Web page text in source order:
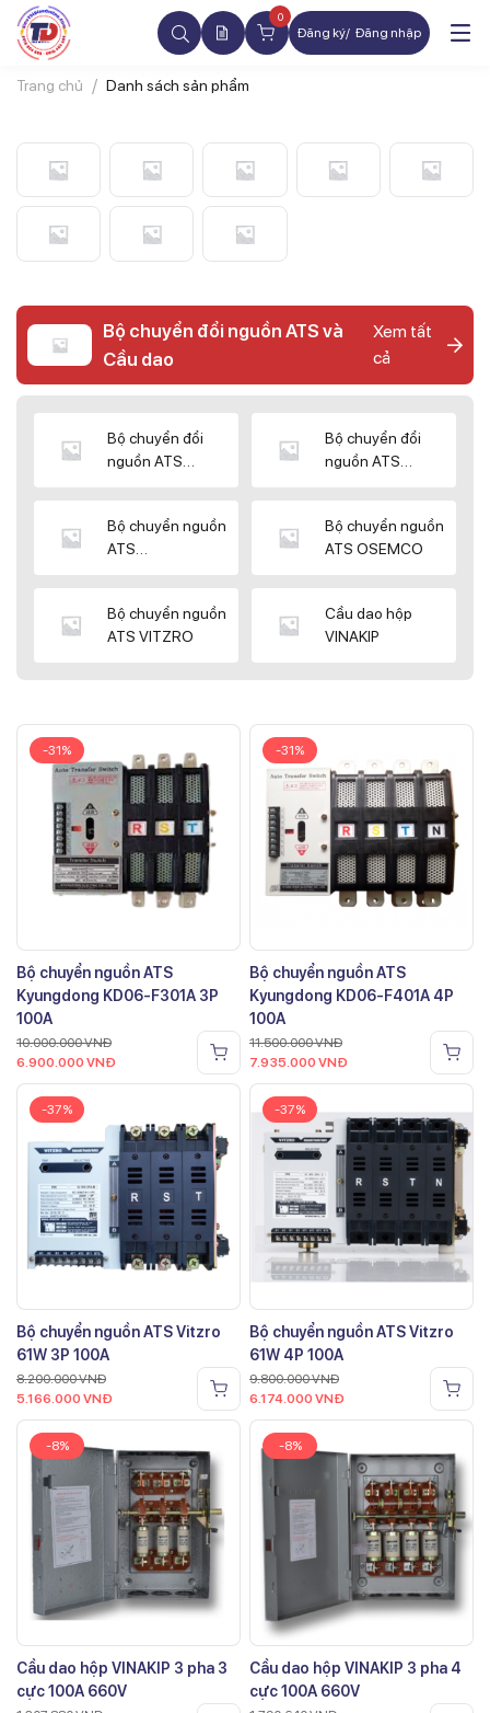
0
Đăng ký Đăng nhập
Trang chủ Danh sách sản phẩm
Bộ chuyển đổi nguồn ATS và
Cầu dao
Xem tất
cả
Bộ chuyển đổi
nguồn ATS
Bộ chuyển đổi
nguồn ATS
Bộ chuyển nguồn
ATS
Bộ chuyển nguồn
ATS OSEMCO
Bộ chuyển nguồn
ATS VITZRO
Cầu dao hộp
VINAKIP
-31%
Bộ chuyển nguồn ATS
Kyungdong KD06-F301A 3P
100A
10.000.000VNĐ
6.900.000 VNĐ
-31%
Bộ chuyển nguồn ATS
Kyungdong KD06-F401A 4P
100A
11.500.000VNĐ
7.935.000 VNĐ
-37%
Bộ chuyển nguồn ATS Vitzro
61W 3P 100A
8.200.000VNĐ
5.166.000 VNĐ
-37%
Bộ chuyển nguồn ATS Vitzro
61W 4P 100A
9.800.000VNĐ
6.174.000 VNĐ
-8%
Cầu dao hộp VINAKIP 3 pha 3
cực 100A 660V
-8%
Cầu dao hộp VINAKIP 3 pha 4
cực 100A 660V